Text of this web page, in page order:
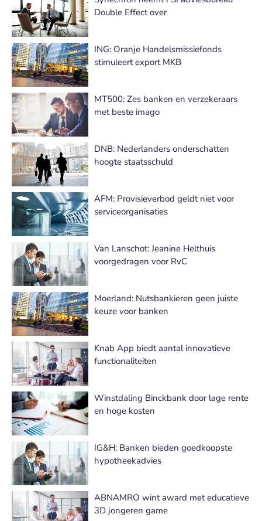
Double Effect over
ING: Oranje Handelsmissiefonds
stimuleert export MKB
MT500: Zes banken en verzekeraars
met beste imago
DNB: Nederlanders onderschatten
hoogte staatsschuld
AFM: Provisieverbod geldt niet voor
serviceorganisaties
Van Lanschot: Jeanine Helthuis
voorgedragen voor RvC
Moerland: Nutsbankieren geen juiste
keuze voor banken
Knab App biedt aantal innovatieve
functionaliteiten
Winstdaling Binckbank door lage rente
en hoge kosten
IG&H: Banken bieden goedkoopste
hypotheekadvies
ABNAMRO wint award met educatieve
3D jongeren game